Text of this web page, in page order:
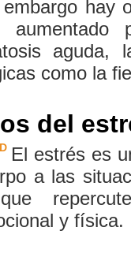
hay
aumentado
aguda,
como la
del
El estrés es
a las
y física.